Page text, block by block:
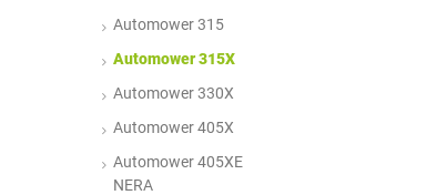
Automower 315
Automower 315X
Automower 330X
Automower 405X
Automower 405XE
NERA